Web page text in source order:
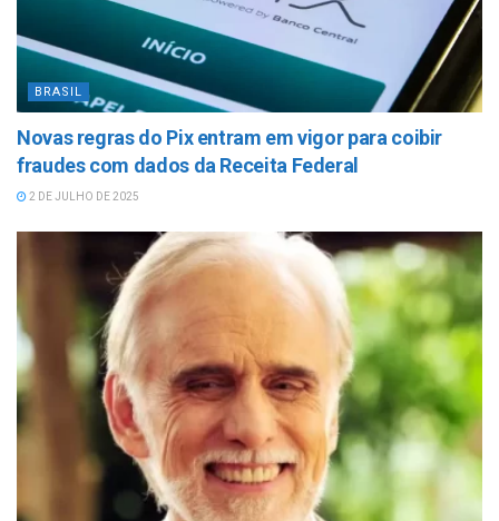
BRASIL
Novas regras do Pix entram em vigor para coibir
fraudes com dados da Receita Federal
2 DE JULHO DE 2025